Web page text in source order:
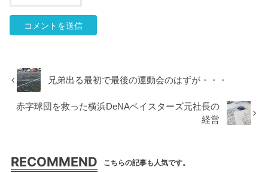
兄弟出る最初で最後の運動会のはずが・・・
赤字球団を救った横浜DeNAベイスターズ元社長の
経営
RECOMMEND こちらの記事も人気です。